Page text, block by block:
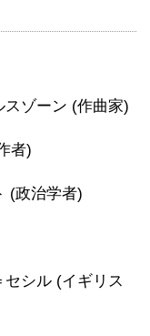
ゾーン (作曲家)
者)
(政治学者)
シル (イギリス